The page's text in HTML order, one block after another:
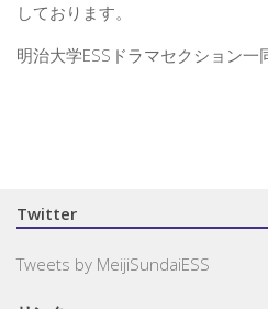
しております。
明治大学ESSドラマセクション一
Twitter
Tweets by MeijiSundaiESS